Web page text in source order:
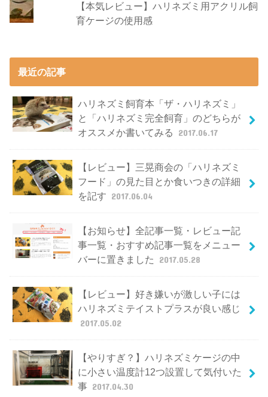
【本気レビュー】ハリネズミ用アクリル飼
育ケージの使用感
最近の記事
ハリネズミ飼育本「ザ・ハリネズミ」
と「ハリネズミ完全飼育」のどちらが
オススメか書いてみる
2017.06.17
【レビュー】三晃商会の「ハリネズミ
フード」の見た目とか食いつきの詳細
を記す 2017.06.04
【お知らせ】全記事一覧・レビュー記
事一覧・おすすめ記事一覧をメニュー
バーに置きました
2017.05.28
【レビュー】好き嫌いが激しい子には
ハリネズミテイストプラスが良い感じ
2017.05.02
【やりすぎ？】ハリネズミケージの中
に小さい温度計12つ設置して気付いた
事 2017.04.30